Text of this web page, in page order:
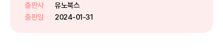
러 협회 추천*‘다른 사람들은 ...
출판사
유노북스
출판일
2024-01-31